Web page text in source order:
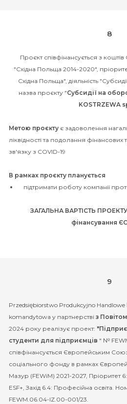
8
Проєкт співфінансується з
"Східна Польща 2014-2020",
Східна Польща", діяльність
назва проєкту "Субсидії на
KOSTRZEWA
Метою проєкту є задоволення
ліквідності та подолання
зв'язку з COVID-19
В рамках проєкту планується
підтримати роботу компанії
ЗАГАЛЬНА ВАРТІСТЬ
фінансування
9
Przedsiębiorstwo Produkcyjno Handlowe
komandytowa у партнерстві з
2024 року реалізує проект:
студенти для підприємців " №
співфінансується Європейським
соціального фонду в рамках
Мазур (FEWiM) 2021-2027, Пріоритет 6:
ESF+, Захід 6.4: Професійна освіта.
FEWM.06.04-IZ.00-001/23.